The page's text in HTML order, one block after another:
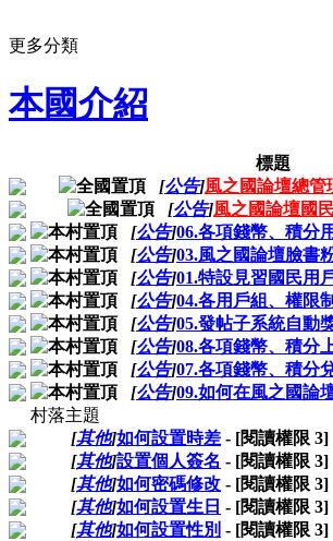
更多分類
本國介紹
標題
[公告]風之國論壇總管
[公告]風之國論壇國
[公告]06.各項錢幣、積分
[公告]03.風之國論壇臉書
[公告]01.特設見習國民用
[公告]04.各用戶組、權限
[公告]05.發帖子系統自動
[公告]08.各項錢幣、積分
[公告]07.各項錢幣、積分
[公告]09.如何在風之國論
村落主題
[其他]如何設置時差 - [閱讀權限 3]
[其他]設置個人簽名 - [閱讀權限 3]
[其他]如何密碼修改 - [閱讀權限 3]
[其他]如何設置生日 - [閱讀權限 3]
[其他]如何設置性別 - [閱讀權限 3]